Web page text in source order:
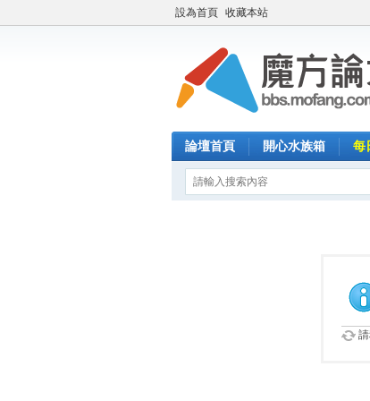
設為首頁 收藏本站
論壇首頁 開心水族箱 每